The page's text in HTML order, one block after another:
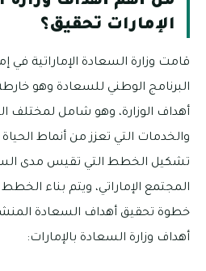
الإمارات تحقيق؟
قامت وزارة السعادة الإماراتية في
البرنامج الوطني للسعادة وهو
أهداف الوزارة، وهو شامل لمختلف
والخدمات التي تعزز من أنماط
تشكيل الخطط التي تقيس مدى
المجتمع الإماراتي، ويتم بناء
خطوة تحقيق أهداف السعادة
أهداف وزارة السعادة بالإمارات: